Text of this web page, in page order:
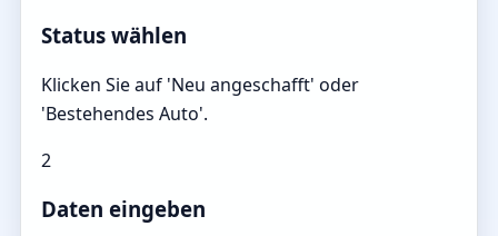
Status wählen
Klicken Sie auf 'Neu angeschafft' oder
'Bestehendes Auto'.
2
Daten eingeben